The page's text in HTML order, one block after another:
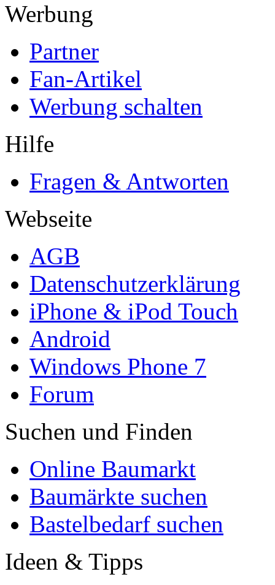
Werbung
Partner
Fan-Artikel
Werbung schalten
Hilfe
Fragen & Antworten
Webseite
AGB
Datenschutzerklärung
iPhone & iPod Touch
Android
Windows Phone 7
Forum
Suchen und Finden
Online Baumarkt
Baumärkte suchen
Bastelbedarf suchen
Ideen & Tipps